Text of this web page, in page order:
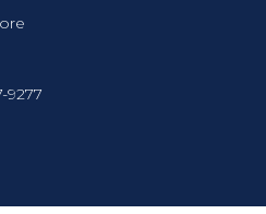
9277